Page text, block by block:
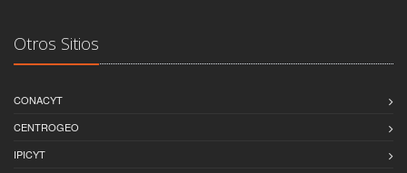
Otros Sitios
CONACYT
CENTROGEO
IPICYT